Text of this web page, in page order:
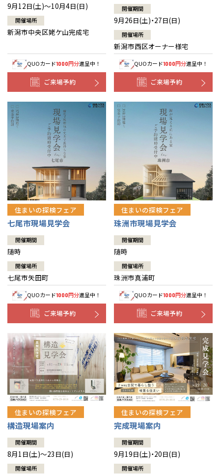
9月12日(土)～10月4日(日)
開催場所
新潟市中央区姥ケ山完成宅
QUOカード1000円分進呈中！
ご来場予約
開催期間
9月26日(土)・27日(日)
開催場所
新潟市西区オーナー様宅
QUOカード1000円分進呈中！
ご来場予約
住まいの探検フェア
七尾市現場見学会
開催期間
随時
開催場所
七尾市矢田町
QUOカード1000円分進呈中！
ご来場予約
住まいの探検フェア
珠洲市現場見学会
開催期間
随時
開催場所
珠洲市真浦町
QUOカード1000円分進呈中！
ご来場予約
住まいの探検フェア
構造現場案内
開催期間
8月1日(土)～23日(日)
開催場所
住まいの探検フェア
完成現場案内
開催期間
9月19日(土)・20日(日)
開催場所